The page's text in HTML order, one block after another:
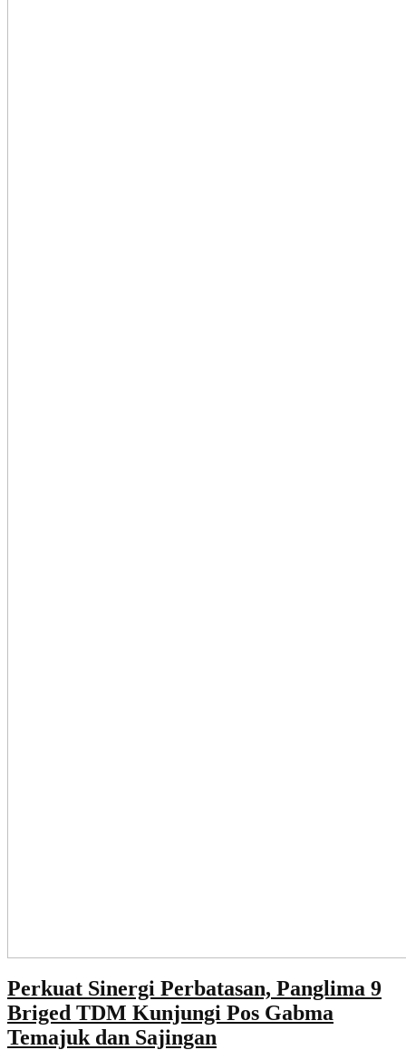
Perkuat Sinergi Perbatasan, Panglima 9
Briged TDM Kunjungi Pos Gabma
Temajuk dan Sajingan